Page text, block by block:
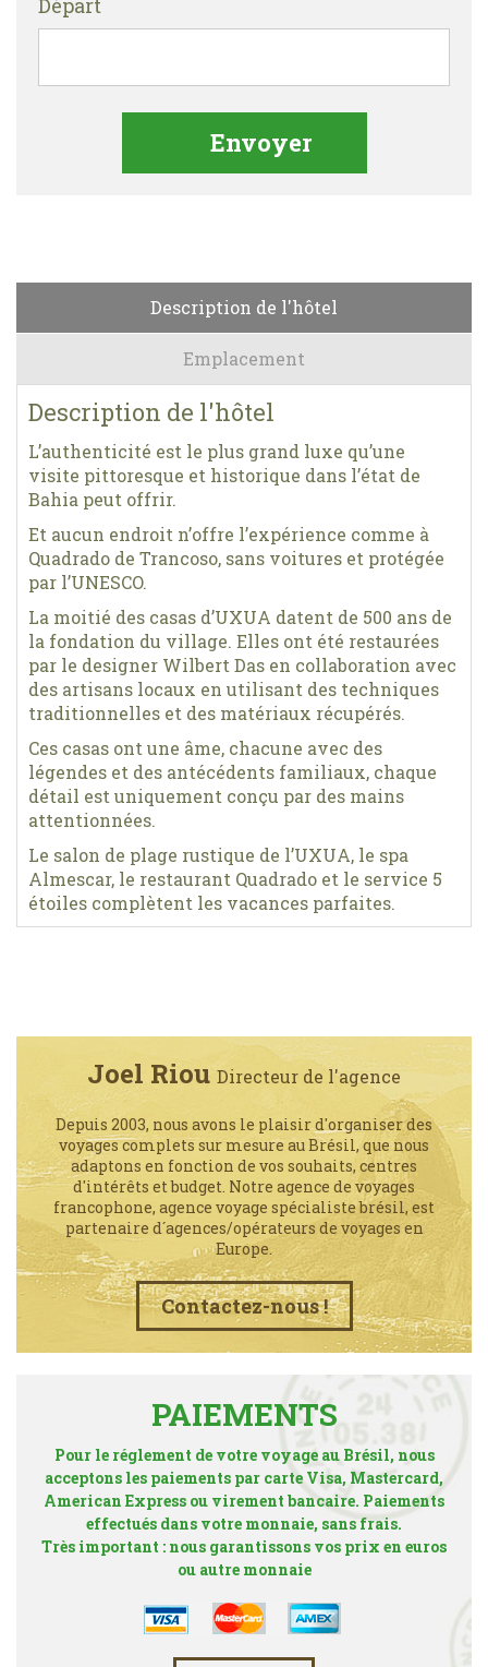
Départ
Description de l'hôtel
Emplacement
Description de l'hôtel
L’authenticité est le plus grand luxe qu’une
visite pittoresque et historique dans l’état de
Bahia peut offrir.
Et aucun endroit n’offre l’expérience comme à
Quadrado de Trancoso, sans voitures et protégée
par l’UNESCO.
La moitié des casas d’UXUA datent de 500 ans de
la fondation du village. Elles ont été restaurées
par le designer Wilbert Das en collaboration avec
des artisans locaux en utilisant des techniques
traditionnelles et des matériaux récupérés.
Ces casas ont une âme, chacune avec des
légendes et des antécédents familiaux, chaque
détail est uniquement conçu par des mains
attentionnées.
Le salon de plage rustique de l’UXUA, le spa
Almescar, le restaurant Quadrado et le service 5
étoiles complètent les vacances parfaites.
Joel Riou Directeur de l'agence
Depuis 2003, nous avons le plaisir d'organiser des
voyages complets sur mesure au Brésil, que nous
adaptons en fonction de vos souhaits, centres
d'intérêts et budget. Notre agence de voyages
francophone, agence voyage spécialiste brésil, est
partenaire d´agences/opérateurs de voyages en
Europe.
Contactez-nous !
PAIEMENTS
Pour le réglement de votre voyage au Brésil, nous
acceptons les paiements par carte Visa, Mastercard,
American Express ou virement bancaire. Paiements
effectués dans votre monnaie, sans frais.
Très important : nous garantissons vos prix en euros
ou autre monnaie